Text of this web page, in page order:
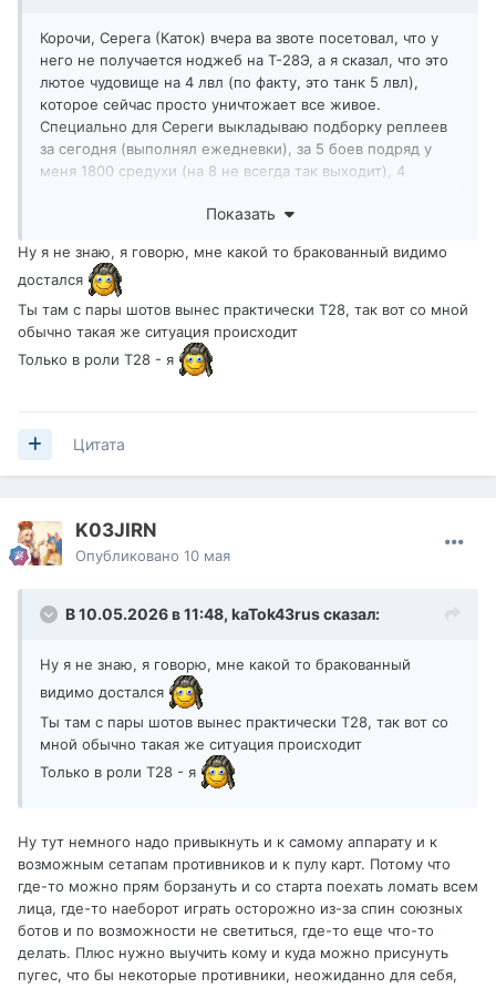
Корочи, Серега (Каток) вчера ва звоте посетовал, что у
него не получается ноджеб на Т-28Э, а я сказал, что это
лютое чудовище на 4 лвл (по факту, это танк 5 лвл),
которое сейчас просто уничтожает все живое.
Специально для Сереги выкладываю подборку реплеев
за сегодня (выполнял ежедневки), за 5 боев подряд у
меня 1800 средухи (на 8 не всегда так выходит), 4
Воен, ну и 100% побед. Все это на разных картах, так что
Показать контент
Показать
Ну я не знаю, я говорю, мне какой то бракованный видимо
достался
Ты там с пары шотов вынес практически Т28, так вот со мной
обычно такая же ситуация происходит
Только в роли Т28 - я
Цитата
K03JIRN
Опубликовано 10 мая
В 10.05.2026 в 11:48, kaTok43rusсказал:
Ну я не знаю, я говорю, мне какой то бракованный
видимо достался
Ты там с пары шотов вынес практически Т28, так вот со
мной обычно такая же ситуация происходит
Только в роли Т28 - я
Ну тут немного надо привыкнуть и к самому аппарату и к
возможным сетапам противников и к пулу карт. Потому что
где-то можно прям борзануть и со старта поехать ломать всем
лица, где-то наеборот играть осторожно из-за спин союзных
ботов и по возможности не светиться, где-то еще что-то
делать. Плюс нужно выучить кому и куда можно присунуть
пугес, что бы некоторые противники, неожиданно для себя,